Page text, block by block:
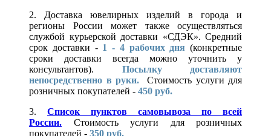
2. Доставка ювелирных изделий в города и
регионы России может также осуществляться
службой курьерской доставки «СДЭК». Средний
срок доставки - 1 - 4 рабочих дня (конкретные
сроки доставки всегда можно уточнить у
консультантов). Посылку доставляют
непосредственно в руки.
Стоимость услуги для
розничных покупателей - 450 руб.
3. Список пунктов самовывоза по всей
России.
Стоимость услуги для розничных
покупателей - 350 руб.